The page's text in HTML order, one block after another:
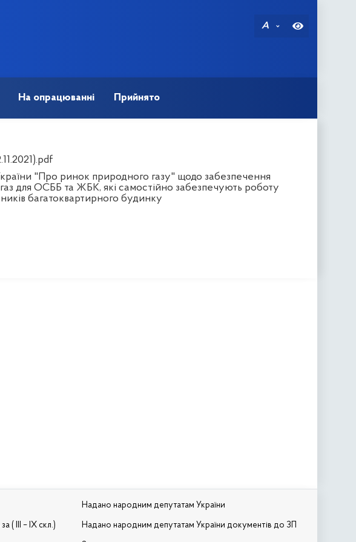
A
На опрацюванні Прийнято
"Про ринок природного газу" щодо забезпечення
для ОСББ та ЖБК, які самостійно забезпечують роботу
багатоквартирного будинку
( III – IX скл.)
Надано народним депутатам України
Надано народним депутатам України документів до ЗП